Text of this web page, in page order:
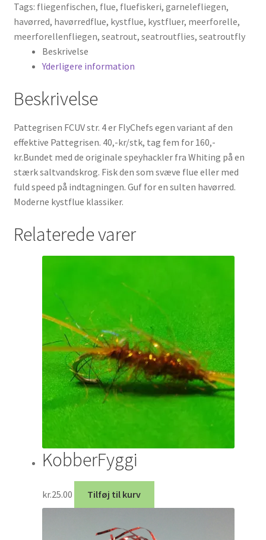
Tags: fliegenfischen, flue, fluefiskeri, garnelefliegen,
havørred, havørredflue, kystflue, kystfluer, meerforelle,
meerforellenfliegen, seatrout, seatroutflies, seatroutfly
Beskrivelse
Yderligere information
Beskrivelse
Pattegrisen FCUV str. 4 er FlyChefs egen variant af den
effektive Pattegrisen. 40,-kr/stk, tag fem for 160,-
kr.Bundet med de originale speyhackler fra Whiting på en
stærk saltvandskrog. Fisk den som svæve flue eller med
fuld speed på indtagningen. Guf for en sulten havørred.
Moderne kystflue klassiker.
Relaterede varer
KobberFyggi
kr.25.00 Tilføj til kurv